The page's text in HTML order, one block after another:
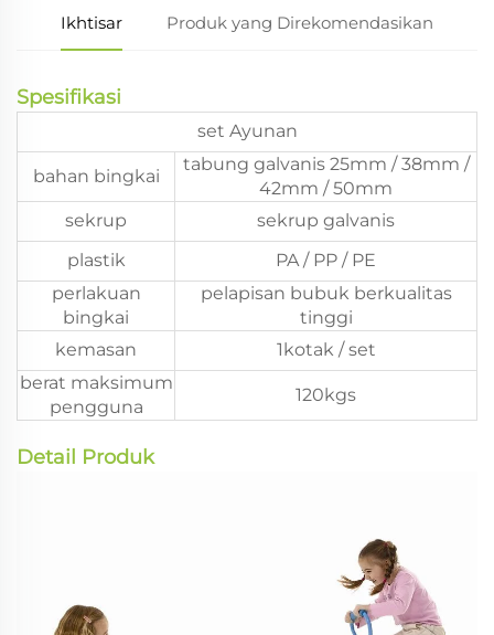
Ikhtisar Produk yang Direkomendasikan
Spesifikasi
set Ayunan
bahan bingkai
tabung galvanis 25mm / 38mm /
42mm / 50mm
sekrup
sekrup galvanis
plastik
PA / PP / PE
perlakuan
bingkai
pelapisan bubuk berkualitas
tinggi
kemasan
1kotak / set
berat maksimum
pengguna
120kgs
Detail Produk